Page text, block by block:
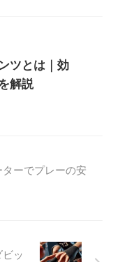
ツとは｜効
解説
ーでプレーの安
ッ